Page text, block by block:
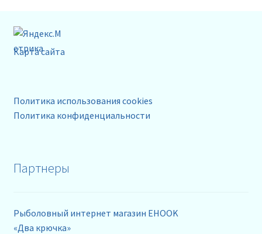
Карта сайта
Политика использования cookies
Политика конфиденциальности
Партнеры
Рыболовный интернет магазин EHOOK
«Два крючка»